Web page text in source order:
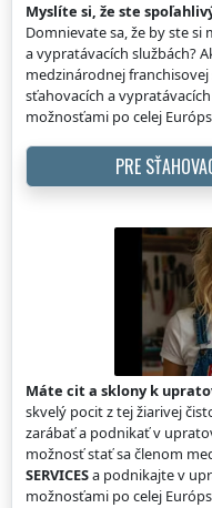
Myslíte si, že ste
Domnievate sa, že by ste
a vypratávacích službách?
medzinárodnej franchisovej
sťahovacích a
možnosťami po celej
PRE
Máte cit a sklony k
skvelý pocit z tej žiarivej
zarábať a podnikať v
možnosť stať sa členom
SERVICESa podnikajte v
možnosťami po celej